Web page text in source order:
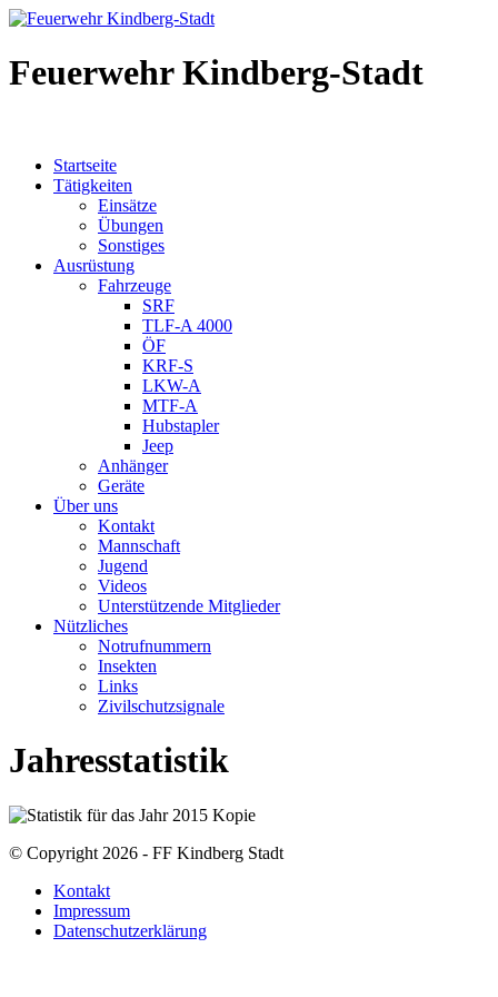
Feuerwehr Kindberg-Stadt
Startseite
Tätigkeiten
Einsätze
Übungen
Sonstiges
Ausrüstung
Fahrzeuge
SRF
TLF-A 4000
ÖF
KRF-S
LKW-A
MTF-A
Hubstapler
Jeep
Anhänger
Geräte
Über uns
Kontakt
Mannschaft
Jugend
Videos
Unterstützende Mitglieder
Nützliches
Notrufnummern
Insekten
Links
Zivilschutzsignale
Jahresstatistik
© Copyright 2026 - FF Kindberg Stadt
Kontakt
Impressum
Datenschutzerklärung